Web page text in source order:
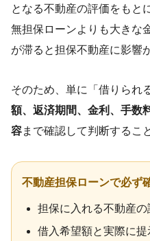
となる不動産の評価をもと
無担保ローンよりも大きな
が滞ると担保不動産に影響
そのため、単に「借りられ
額、返済期間、金利、手数
容まで確認して判断するこ
不動産担保ローンで必ず
担保に入れる不動産の
借入希望額と実際に